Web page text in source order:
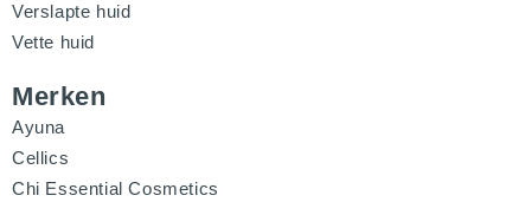
Verslapte huid
Vette huid
Merken
Ayuna
Cellics
Chi Essential Cosmetics